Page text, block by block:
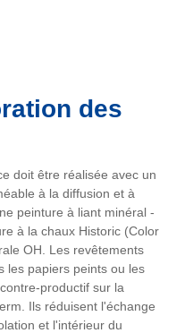
des
doit être réalisée avec un
à la diffusion et à
peinture à liant minéral -
à la chaux Historic (Color
OH. Les revêtements
les papiers peints ou les
productif sur la
Ils réduisent l'échange
et l'intérieur du